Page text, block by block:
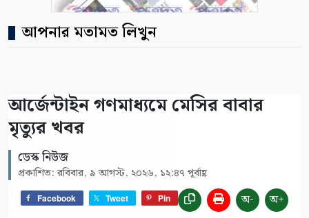
আপনার মতামত লিখুন
আর্জেন্টাইন গণমাধ্যমে মেসির বাবার
মৃত্যুর খবর
ডেস্ক নিউজ
প্রকাশিত: রবিবার, ৯ আগস্ট, ২০২৬, ১২:৪৭ পূর্বাহ্ণ
Facebook Tweet Pin অ- অ+